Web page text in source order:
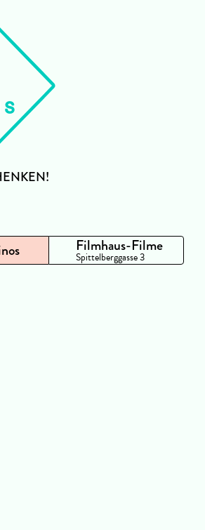
Filmhaus-Filme
Spittelberggasse 3